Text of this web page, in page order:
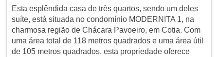
Esta esplêndida casa de três quartos, sendo um deles
suíte, está situada no condomínio MODERNITA 1, na
charmosa região de Chácara Pavoeiro, em Cotia. Com
uma área total de 118 metros quadrados e uma área útil
de 105 metros quadrados, esta propriedade oferece